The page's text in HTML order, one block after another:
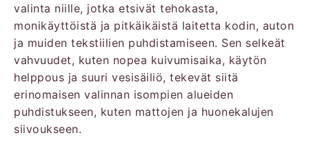
valinta niille, jotka etsivät tehokasta,
monikäyttöistä ja pitkäikäistä laitetta kodin, auton
ja muiden tekstiilien puhdistamiseen. Sen selkeät
vahvuudet, kuten nopea kuivumisaika, käytön
helppous ja suuri vesisäiliö, tekevät siitä
erinomaisen valinnan isompien alueiden
puhdistukseen, kuten mattojen ja huonekalujen
siivoukseen.